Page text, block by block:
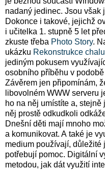
nadaný jedinec. Jsou však
Dokonce i takové, jejichž
i učitelka 1. stupně 5 let
zkuste třeba Photo Story.
ukázku Rekonstrukce
jediným pokusem
osobního příběhu v
Závěrem jen připomínám,
libovolném WWW serveru
ho na něj umístíte a,
něj prostě odkudkoli
Dnešní děti mají mnoho
a komunikovat. A také je
medium používají, důležité
potřebují pomoc. Digitální
metodou, jak dát využití